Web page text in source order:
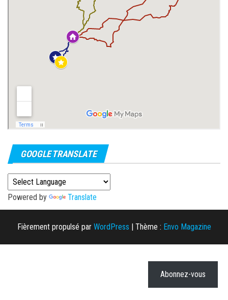
GOOGLE TRANSLATE
Powered by Translate
Fièrement propulsé par WordPress | Thème : Envo Magazine
Abonnez-vous